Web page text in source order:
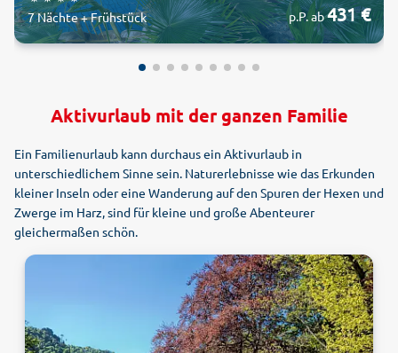
7 Nächte + Frühstück p.P. ab431 €
Aktivurlaub mit der ganzen Familie
Ein Familienurlaub kann durchaus ein Aktivurlaub in
unterschiedlichem Sinne sein. Naturerlebnisse wie das Erkunden
kleiner Inseln oder eine Wanderung auf den Spuren der Hexen und
Zwerge im Harz, sind für kleine und große Abenteurer
gleichermaßen schön.